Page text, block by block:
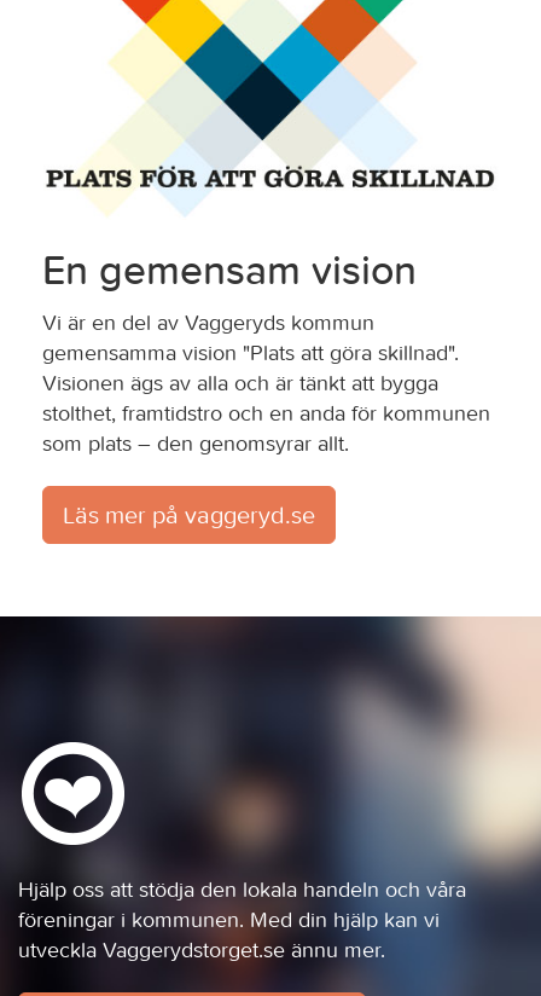
En gemensam vision
Vi är en del av Vaggeryds kommun
gemensamma vision "Plats att göra skillnad".
Visionen ägs av alla och är tänkt att bygga
stolthet, framtidstro och en anda för kommunen
som plats – den genomsyrar allt.
Läs mer på vaggeryd.se
Hjälp oss att stödja den lokala handeln och våra
föreningar i kommunen. Med din hjälp kan vi
utveckla Vaggerydstorget.se ännu mer.